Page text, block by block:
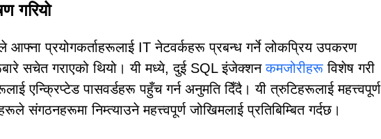
गरियो
प्रयोगकर्ताहरूलाई IT नेटवर्कहरू प्रबन्ध गर्ने लोकप्रिय उपकरण
सचेत गराएको थियो। यी मध्ये, दुई SQL इंजेक्शनकमजोरीहरू विशेष गरी
एन्क्रिप्टेड पासवर्डहरू पहुँच गर्न अनुमति दिँदै। यी त्रुटिहरूलाई महत्त्वपूर्ण
संगठनहरूमा निम्त्याउने महत्त्वपूर्ण जोखिमलाई प्रतिबिम्बित गर्दछ।